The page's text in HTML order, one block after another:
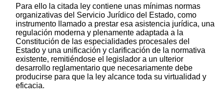
Para ello la citada ley contiene unas mínimas normas
organizativas del Servicio Jurídico del Estado, como
instrumento llamado a prestar esa asistencia jurídica, una
regulación moderna y plenamente adaptada a la
Constitución de las especialidades procesales del
Estado y una unificación y clarificación de la normativa
existente, remitiéndose el legislador a un ulterior
desarrollo reglamentario que necesariamente debe
producirse para que la ley alcance toda su virtualidad y
eficacia.